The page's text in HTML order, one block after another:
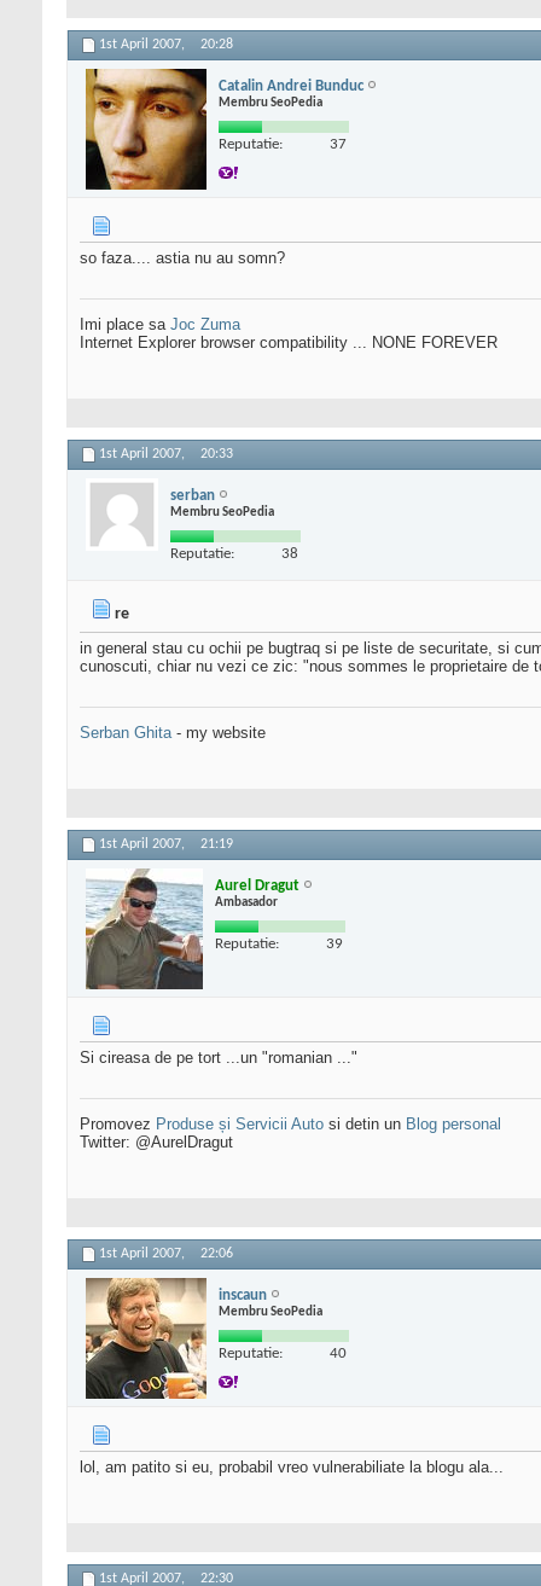
1st April 2007, 20:28
Catalin Andrei Bunduc
Membru SeoPedia
Reputatie: 37
so faza.... astia nu au somn?
Imi place sa Joc Zuma
Internet Explorer browser compatibility ... NONE FOREVER
1st April 2007, 20:33
serban
Membru SeoPedia
Reputatie: 38
re
in general stau cu ochii pe bugtraq si pe liste de securitate, si
cunoscuti, chiar nu vezi ce zic: "nous sommes le proprietaire de
Serban Ghita- my website
1st April 2007, 21:19
Aurel Dragut
Ambasador
Reputatie: 39
Si cireasa de pe tort ...un "romanian ..."
Promovez Produse și Servicii Auto si detin un Blog personal
Twitter: @AurelDragut
1st April 2007, 22:06
inscaun
Membru SeoPedia
Reputatie: 40
lol, am patito si eu, probabil vreo vulnerabiliate la blogu ala...
1st April 2007, 22:30